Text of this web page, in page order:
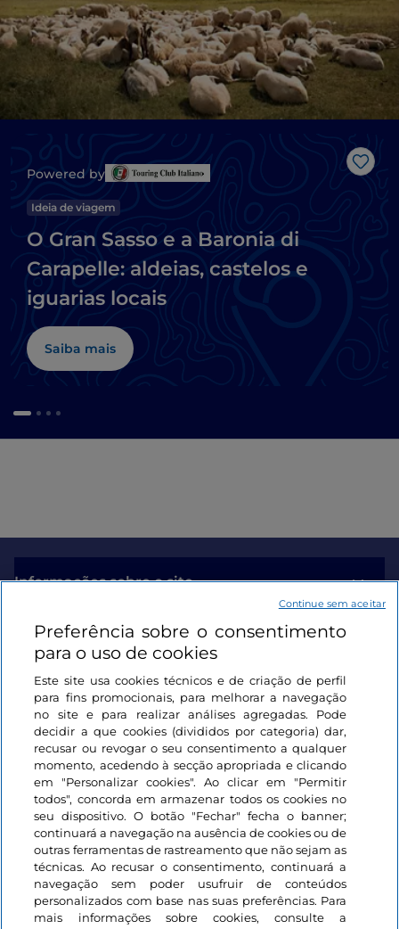
Powered by
Ideia de viagem
O Gran Sasso e a Baronia di
Carapelle: aldeias, castelos e
iguarias locais
Saiba mais
Informações sobre o site
Ligações úteis
Iniciar sessão
Mantenha-se em contacto
Preferência sobre o consentimento
para o uso de cookies
Este site usa cookies técnicos e de criação de perfil
para fins promocionais, para melhorar a navegação
no site e para realizar análises agregadas. Pode
decidir a que cookies (divididos por categoria) dar,
recusar ou revogar o seu consentimento a qualquer
momento, acedendo à secção apropriada e clicando
em "Personalizar cookies". Ao clicar em "Permitir
todos", concorda em armazenar todos os cookies no
seu dispositivo. O botão "Fechar" fecha o banner;
continuará a navegação na ausência de cookies ou de
outras ferramentas de rastreamento que não sejam as
técnicas. Ao recusar o consentimento, continuará a
navegação sem poder usufruir de conteúdos
personalizados com base nas suas preferências. Para
mais informações sobre cookies, consulte a
Continue sem aceitar